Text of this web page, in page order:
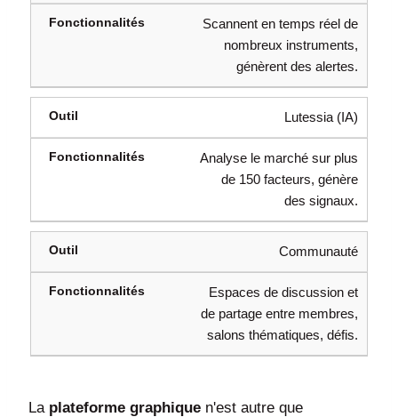
Scannent en temps réel de
nombreux instruments,
génèrent des alertes.
Lutessia (IA)
Analyse le marché sur plus
de 150 facteurs, génère
des signaux.
Communauté
Espaces de discussion et
de partage entre membres,
salons thématiques, défis.
La plateforme graphique n'est autre que